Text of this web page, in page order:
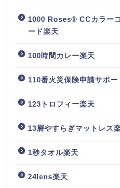
1000 Roses® CCカラー
ード楽天
100時間カレー楽天
110番火災保険申請サポー
123トロフィー楽天
13層やすらぎマットレス
1秒タオル楽天
24lens楽天